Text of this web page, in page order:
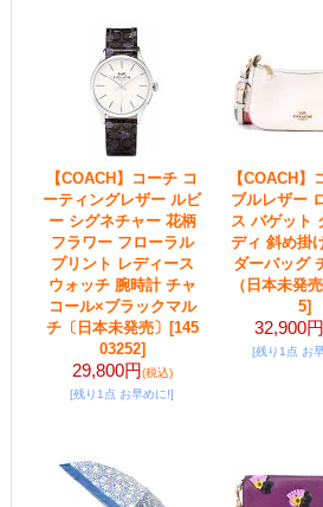
【COACH】コーチ コ
ーティングレザー ルビ
ー シグネチャー 花柄
フラワー フローラル
プリント レディース
ウォッチ 腕時計 チャ
コール×ブラックマル
チ〔日本未発売〕 [145
03252]
29,800円(税込)
[残り1点 お早めに!]
【COACH】
ブルレザー
ス バゲット
ディ 斜め掛
ダーバッグ
（日本未発売
5]
32,900円
[残り1点 お